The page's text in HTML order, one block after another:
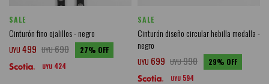
SALE
Cinturón fino ojalillos - negro
UYU 499 UYU690 27
UYU 424
SALE
Cinturón diseño circular hebilla medalla -
negro
UYU 699 UYU990 29
UYU 594